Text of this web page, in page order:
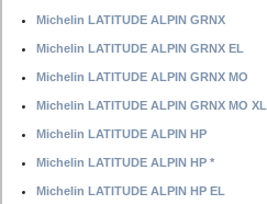
Michelin LATITUDE ALPIN GRNX
Michelin LATITUDE ALPIN GRNX EL
Michelin LATITUDE ALPIN GRNX MO
Michelin LATITUDE ALPIN GRNX MO XL
Michelin LATITUDE ALPIN HP
Michelin LATITUDE ALPIN HP *
Michelin LATITUDE ALPIN HP EL